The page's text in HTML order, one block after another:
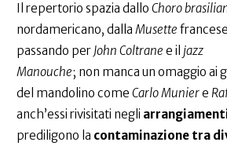
Il repertorio spazia dallo Choro
nordamericano, dalla Musette francese
passando per John Coltrane e il jazz
Manouche; non manca un omaggio ai
del mandolino come Carlo Muniere
anch’essi rivisitati negli
prediligono la contaminazione tra